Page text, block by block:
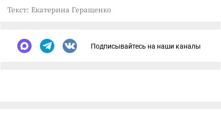
Текст: Екатерина Геращенко
Подписывайтесь на наши каналы